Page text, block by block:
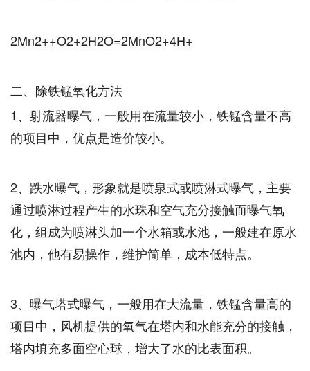
2Mn2++O2+2H2O=2MnO2+4H+
二、除铁锰氧化方法
1、射流器曝气，一般用在流量较小，铁锰含量不高
的项目中，优点是造价较小。
2、跌水曝气，形象就是喷泉式或喷淋式曝气，主要
通过喷淋过程产生的水珠和空气充分接触而曝气氧
化，组成为喷淋头加一个水箱或水池，一般建在原水
池内，他有易操作，维护简单，成本低特点。
3、曝气塔式曝气，一般用在大流量，铁锰含量高的
项目中，风机提供的氧气在塔内和水能充分的接触，
塔内填充多面空心球，增大了水的比表面积。